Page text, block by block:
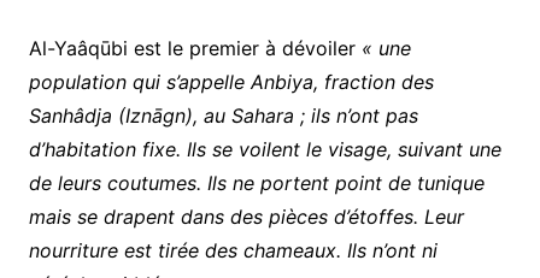
Al-Yaâqūbi est le premier à dévoiler « une
population qui s’appelle Anbiya, fraction des
Sanhâdja (Iznāgn), au Sahara ; ils n’ont pas
d’habitation fixe. Ils se voilent le visage, suivant une
de leurs coutumes. Ils ne portent point de tunique
mais se drapent dans des pièces d’étoffes. Leur
nourriture est tirée des chameaux. Ils n’ont ni